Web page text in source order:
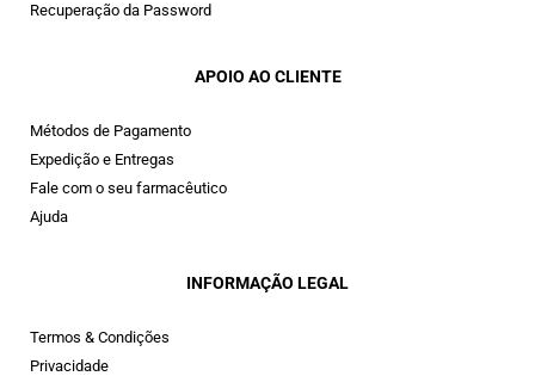
Recuperação da Password
APOIO AO CLIENTE
Métodos de Pagamento
Expedição e Entregas
Fale com o seu farmacêutico
Ajuda
INFORMAÇÃO LEGAL
Termos & Condições
Privacidade